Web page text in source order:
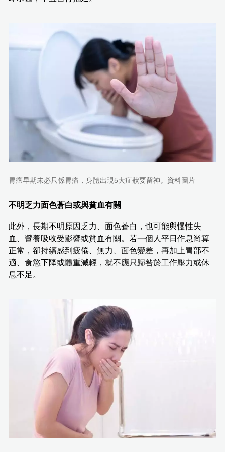
胃癌早期未必只係胃痛，身體出現5大症狀要留神。資料圖片
不明乏力面色蒼白或與貧血有關
此外，長期不明原因乏力、面色蒼白，也可能與慢性失
血、營養吸收受影響或貧血有關。若一個人平日作息尚算
正常，卻持續感到疲倦、無力、面色變差，再加上胃部不
適、食慾下降或體重減輕，就不應只歸咎於工作壓力或休
息不足。